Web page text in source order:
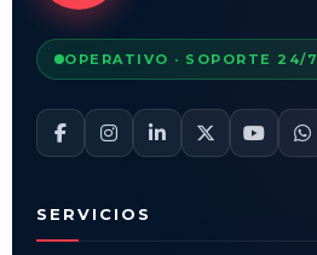
OPERATIVO · SOPORTE 24/7
SERVICIOS